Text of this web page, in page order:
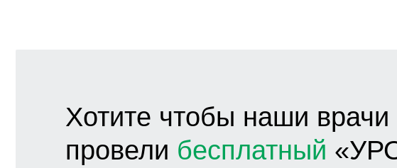
Хотите чтобы наши врачи
провели бесплатный